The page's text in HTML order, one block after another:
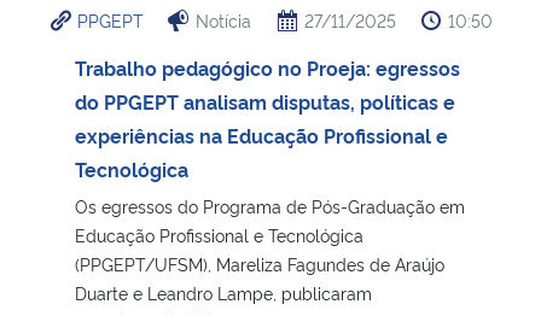
Ministério da Cidadania
Ministério de Minas e Energia
Ministério da Ciência, Tecnologia, Inovações e Comunicações
Ministério do Meio Ambiente
PPGEPT Notícia 27/11/2025 10:50
Trabalho pedagógico no Proeja: egressos
do PPGEPT analisam disputas, políticas e
experiências na Educação Profissional e
Tecnológica
Os egressos do Programa de Pós-Graduação em
Educação Profissional e Tecnológica
(PPGEPT/UFSM), Mareliza Fagundes de Araújo
Duarte e Leandro Lampe, publicaram